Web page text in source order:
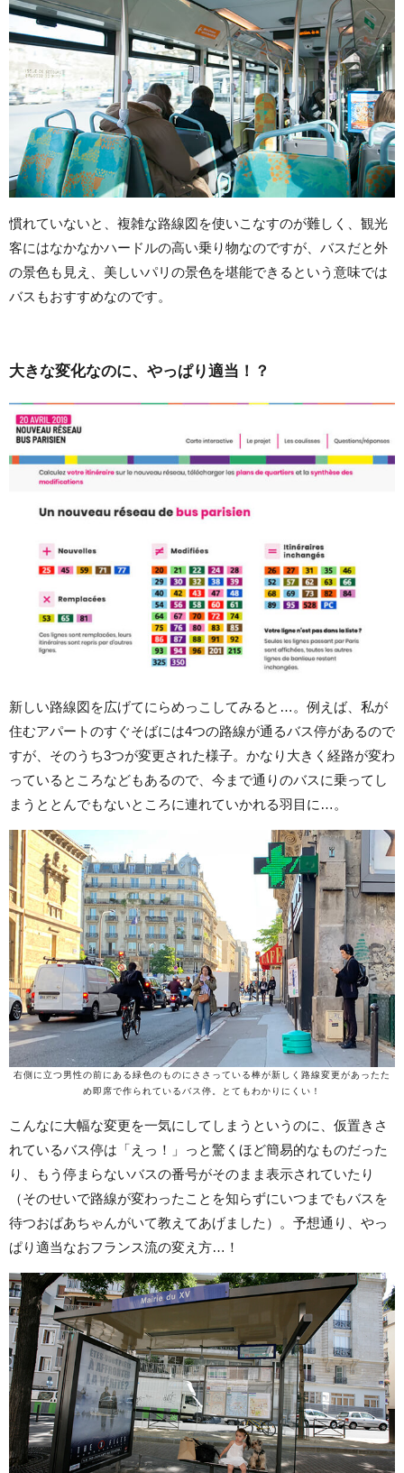
慣れていないと、複雑な路線図を使いこなすのが難しく、観光
客にはなかなかハードルの高い乗り物なのですが、バスだと外
の景色も見え、美しいパリの景色を堪能できるという意味では
バスもおすすめなのです。
大きな変化なのに、やっぱり適当！？
新しい路線図を広げてにらめっこしてみると…。例えば、私が
住むアパートのすぐそばには4つの路線が通るバス停があるので
すが、そのうち3つが変更された様子。かなり大きく経路が変わ
っているところなどもあるので、今まで通りのバスに乗ってし
まうととんでもないところに連れていかれる羽目に…。
右側に立つ男性の前にある緑色のものにささっている棒が新しく路線変更があったた
め即席で作られているバス停。とてもわかりにくい！
こんなに大幅な変更を一気にしてしまうというのに、仮置きさ
れているバス停は「えっ！」っと驚くほど簡易的なものだった
り、もう停まらないバスの番号がそのまま表示されていたり
（そのせいで路線が変わったことを知らずにいつまでもバスを
待つおばあちゃんがいて教えてあげました）。予想通り、やっ
ぱり適当なおフランス流の変え方…！